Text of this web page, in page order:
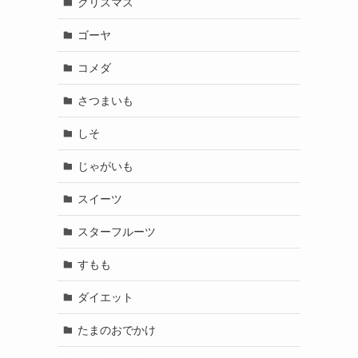
ゴーヤ
コメダ
さつまいも
しそ
じゃがいも
スイーツ
スターフルーツ
すもも
ダイエット
たまのおでかけ